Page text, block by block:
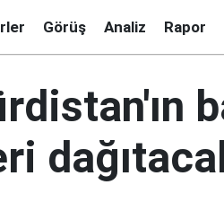
Görüş Analiz Rapor